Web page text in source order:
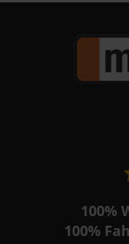
100%
100%